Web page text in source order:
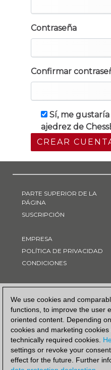
We use cookies and
functions, to improve the user
oriented content. Depending
cookies and marketing
technically required cookies.
settings or revoke your
effect for the future. Further
Contraseña
Confirmar
Sí, me
ajedrez de
CREAR
PARTE SUPERIOR DE LA
PÁGINA
SUSCRIPCIÓN
EMPRESA
POLÍTICA DE PRIVACIDAD
CONDICIONES
FORMA DE PAGO